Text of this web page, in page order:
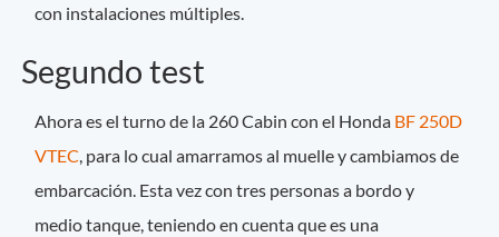
con instalaciones múltiples.
Segundo test
Ahora es el turno de la 260 Cabin con el Honda BF 250D
VTEC, para lo cual amarramos al muelle y cambiamos de
embarcación. Esta vez con tres personas a bordo y
medio tanque, teniendo en cuenta que es una